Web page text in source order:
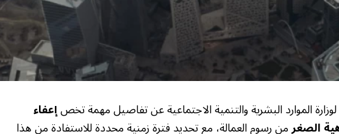
الموارد البشرية والتنمية الاجتماعية عن تفاصيل مهمة تخصإعفاء
الصغرمن رسوم العمالة، مع تحديد فترة زمنية محددة للاستفادة من هذا